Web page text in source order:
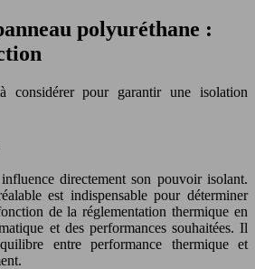
polyuréthane :
considérer pour garantir une isolation
directement son pouvoir isolant.
est indispensable pour déterminer
de la réglementation thermique en
et des performances souhaitées. Il
entre performance thermique et